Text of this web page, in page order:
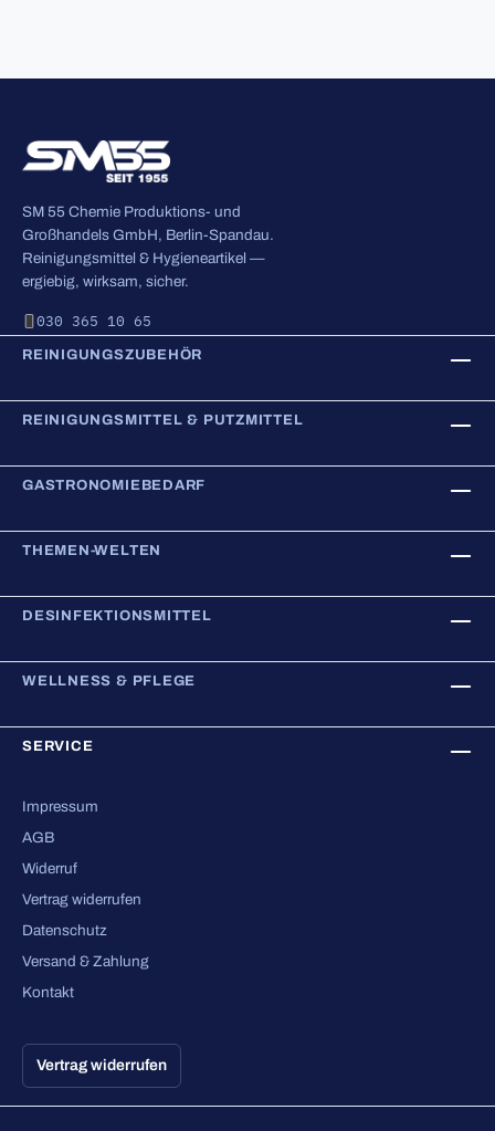
SM 55 Chemie Produktions- und
Großhandels GmbH, Berlin-Spandau.
Reinigungsmittel & Hygieneartikel —
ergiebig, wirksam, sicher.
030 365 10 65
REINIGUNGSZUBEHÖR
REINIGUNGSMITTEL & PUTZMITTEL
GASTRONOMIEBEDARF
THEMEN-WELTEN
DESINFEKTIONSMITTEL
WELLNESS & PFLEGE
SERVICE
Impressum
AGB
Widerruf
Vertrag widerrufen
Datenschutz
Versand & Zahlung
Kontakt
Vertrag widerrufen